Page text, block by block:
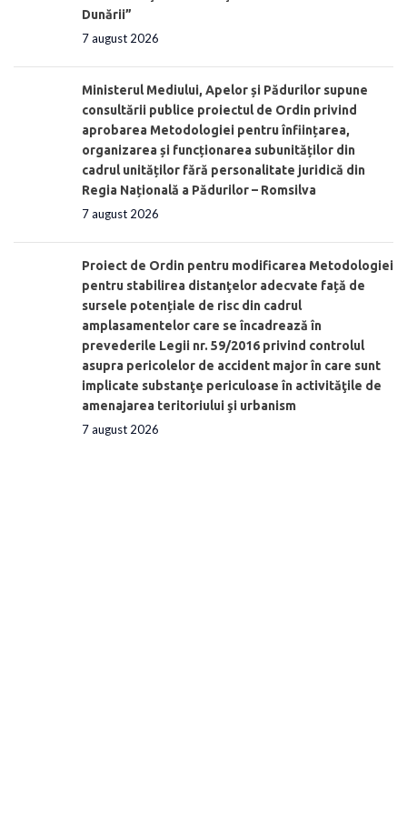
Dunării”
7 august 2026
Ministerul Mediului, Apelor și Pădurilor supune
consultării publice proiectul de Ordin privind
aprobarea Metodologiei pentru înființarea,
organizarea și funcționarea subunităților din
cadrul unităților fără personalitate juridică din
Regia Națională a Pădurilor – Romsilva
7 august 2026
Proiect de Ordin pentru modificarea Metodologiei
pentru stabilirea distanţelor adecvate față de
sursele potențiale de risc din cadrul
amplasamentelor care se încadrează în
prevederile Legii nr. 59/2016 privind controlul
asupra pericolelor de accident major în care sunt
implicate substanţe periculoase în activităţile de
amenajarea teritoriului şi urbanism
7 august 2026